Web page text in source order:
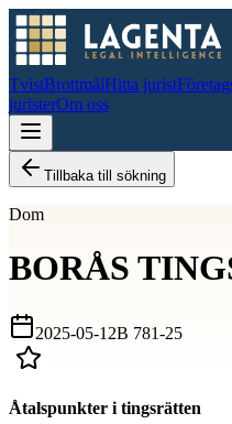
TvistBrottmålHitta jurist
juristerOm oss
Tillbaka till sökning
Dom
BORÅS
2025-05-12B 781-25
Åtalspunkter i tingsrätten